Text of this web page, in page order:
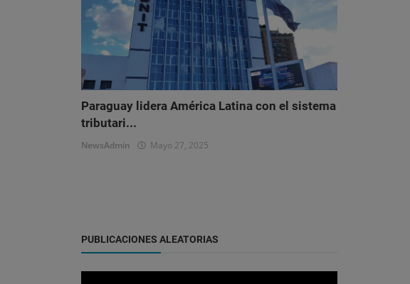
Paraguay lidera América Latina con el sistema
tributari...
NewsAdmin Mayo 27, 2025
PUBLICACIONES ALEATORIAS